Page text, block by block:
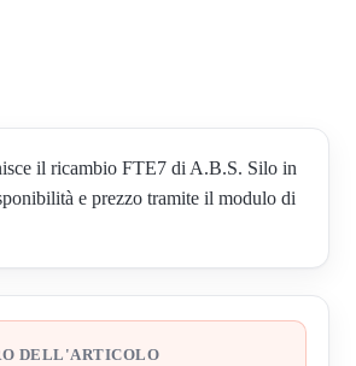
il ricambio FTE7 di A.B.S. Silo in
e prezzo tramite il modulo di
DELL'ARTICOLO